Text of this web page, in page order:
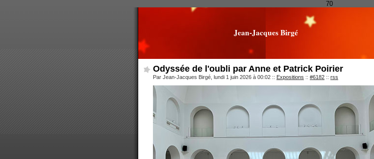
70
Jean-Jacques Birgé
Odyssée de l'oubli par Anne et Patrick Poirier
Par Jean-Jacques Birgé, lundi 1 juin 2026 à 00:02 :: Expositions :: #6182 :: rss